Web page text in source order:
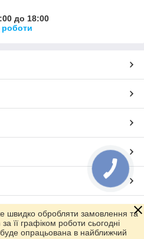
до 18:00
роботи
Prom.ua
швидко обробляти замовлення та
її графіком роботи сьогодні
опрацьована в найближчий